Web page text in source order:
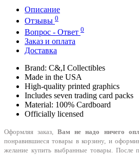
Описание
Отзывы 0
Вопрос - Ответ 0
Заказ и оплата
Доставка
Brand: C&,I Collectibles
Made in the USA
High-quality printed graphics
Includes seven trading card packs
Material: 100% Cardboard
Officially licensed
Оформляя заказ,Вам не надо ничего
понравившиеся товары в корзину, и
желание купить выбранные товары. После